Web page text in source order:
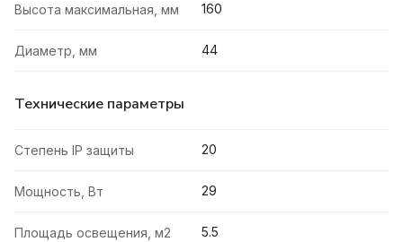
Высота максимальная, мм 160
Диаметр, мм 44
Технические параметры
Степень IP защиты 20
Мощность, Вт 29
Площадь освещения, м2 5.5